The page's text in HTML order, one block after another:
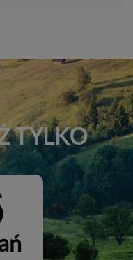
TYLKO